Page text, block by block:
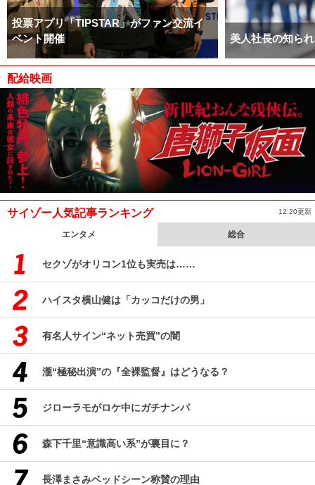
投票アプリ「TIPSTAR」がファン交流イ
ベント開催
美人社長の知ら
配給映画
サイゾー人気記事ランキング 12:20更新
エンタメ 総合
セクゾがオリコン1位も実売は……
ハイスタ横山健は「カッコだけの男」
有名人サイン“ネット売買”の闇
瀧“極秘出演”の『全裸監督』はどうなる？
ジローラモがロケ中にガチナンパ
森下千里“意識高い系”が裏目に？
長澤まさみベッドシーン称賛の理由